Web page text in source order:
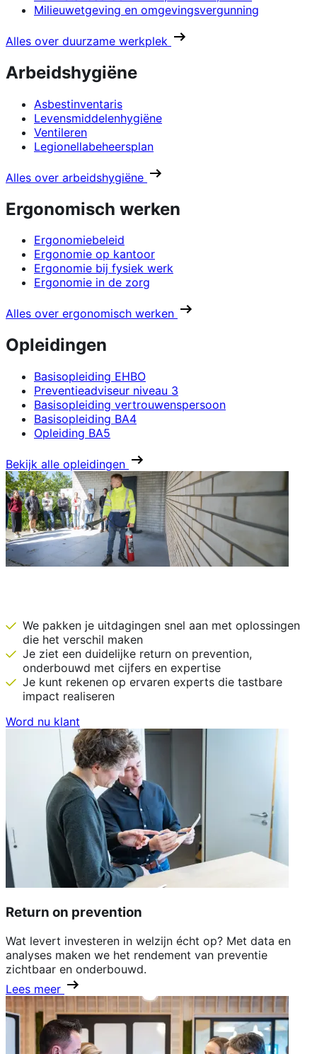
Milieuwetgeving en omgevingsvergunning
Alles over duurzame werkplek
Arbeidshygiëne
Asbestinventaris
Levensmiddelenhygiëne
Ventileren
Legionellabeheersplan
Alles over arbeidshygiëne
Ergonomisch werken
Ergonomiebeleid
Ergonomie op kantoor
Ergonomie bij fysiek werk
Ergonomie in de zorg
Alles over ergonomisch werken
Opleidingen
Basisopleiding EHBO
Preventieadviseur niveau 3
Basisopleiding vertrouwenspersoon
Basisopleiding BA4
Opleiding BA5
Bekijk alle opleidingen
We pakken je uitdagingen snel aan met oplossingen
die het verschil maken
Je ziet een duidelijke return on prevention,
onderbouwd met cijfers en expertise
Je kunt rekenen op ervaren experts die tastbare
impact realiseren
Word nu klant
Return on prevention
Wat levert investeren in welzijn écht op? Met data en
analyses maken we het rendement van preventie
zichtbaar en onderbouwd.
Lees meer